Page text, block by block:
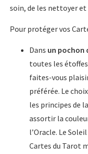
soin, de les nettoyer et
Pour protéger vos
Dans un pochon
toutes les
faites-vous
préférée. Le
les principes de
assortir la
l’Oracle. Le
Cartes du Tarot